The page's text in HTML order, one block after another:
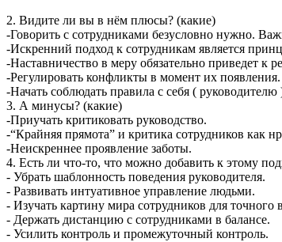
2. Видите ли вы в нём плюсы? (какие)
-Говорить с сотрудниками безусловно нужно.
-Искренний подход к сотрудникам является
-Наставничество в меру обязательно приведет к
-Регулировать конфликты в момент их появления.
-Начать соблюдать правила с себя (
3. А минусы? (какие)
-Приучать критиковать руководство.
-“Крайняя прямота” и критика сотрудников как
-Неискреннее проявление заботы.
4. Есть ли что-то, что можно добавить к этому
- Убрать шаблонность поведения руководителя.
- Развивать интуативное управление людьми.
- Изучать картину мира сотрудников для
- Держать дистанцию с сотрудниками в балансе.
- Усилить контроль и промежуточный контроль.